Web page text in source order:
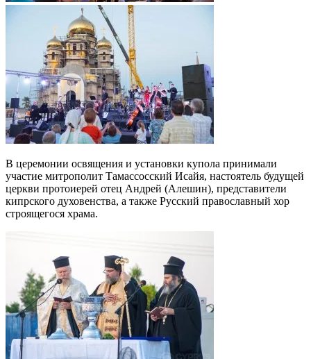
В церемонии освящения и установки купола принимали
участие митрополит Тамассосский Иcайя, настоятель будущей
церкви протоиерей отец Андрей (Алешин), представители
кипрского духовенства, а также Русский православный хор
строящегося храма.